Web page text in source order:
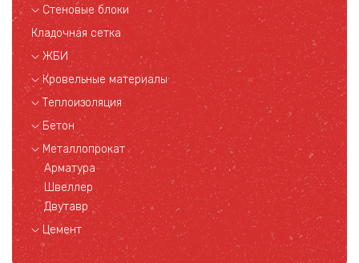
Стеновые блоки
Кладочная сетка
ЖБИ
Кровельные материалы
Теплоизоляция
Бетон
Металлопрокат
Арматура
Швеллер
Двутавр
Цемент